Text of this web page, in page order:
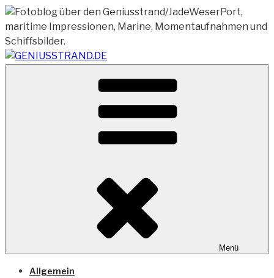
Zum
Inhalt
springen
GENIUSSTRAND.DE
Vom Geniusstrand zum JadeWeserPort/Container
Terminal Wilhelmshaven
Menü
Allgemein